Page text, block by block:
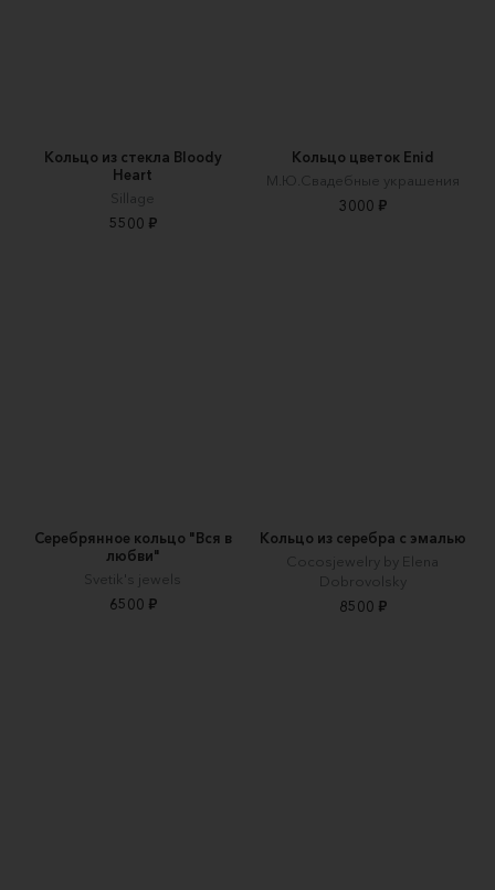
Кольцо из стекла Bloody
Heart
Sillage
5500 ₽
Кольцо цветок Enid
М.Ю.Свадебные украшения
3000 ₽
Серебрянное кольцо "Вся в
любви"
Svetik's jewels
6500 ₽
Кольцо из серебра с эмалью
Cocosjewelry by Elena
Dobrovolsky
8500 ₽